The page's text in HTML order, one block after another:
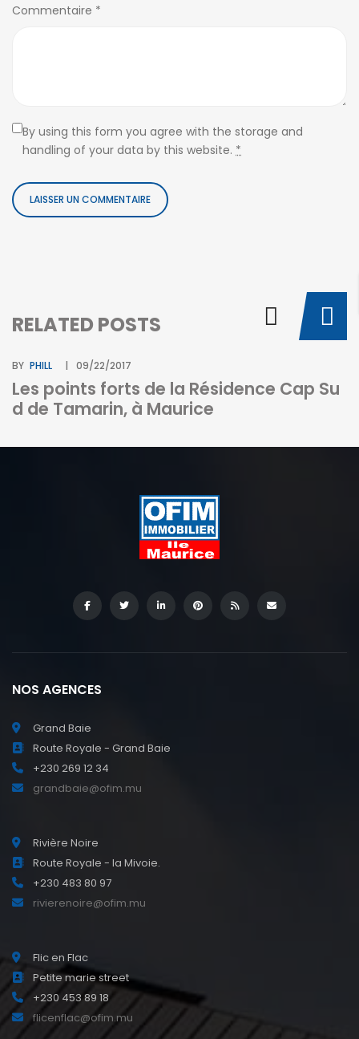
Commentaire *
By using this form you agree with the storage and
handling of your data by this website. *
RELATED POSTS
BY PHILL 09/22/2017
Les points forts de la Résidence Cap Su
d de Tamarin, à Maurice
NOS AGENCES
Grand Baie
Route Royale - Grand Baie
+230 269 12 34
grandbaie@ofim.mu
Rivière Noire
Route Royale - la Mivoie.
+230 483 80 97
rivierenoire@ofim.mu
Flic en Flac
Petite marie street
+230 453 89 18
flicenflac@ofim.mu